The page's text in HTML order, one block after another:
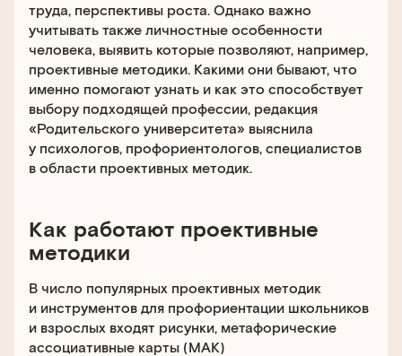
труда, перспективы роста. Однако важно
учитывать также личностные особенности
человека, выявить которые позволяют, например,
проективные методики. Какими они бывают, что
именно помогают узнать и как это способствует
выбору подходящей профессии, редакция
«Родительского университета» выяснила
у психологов, профориентологов, специалистов
в области проективных методик.
Как работают проективные
методики
В число популярных проективных методик
и инструментов для профориентации школьников
и взрослых входят рисунки, метафорические
ассоциативные карты (МАК)